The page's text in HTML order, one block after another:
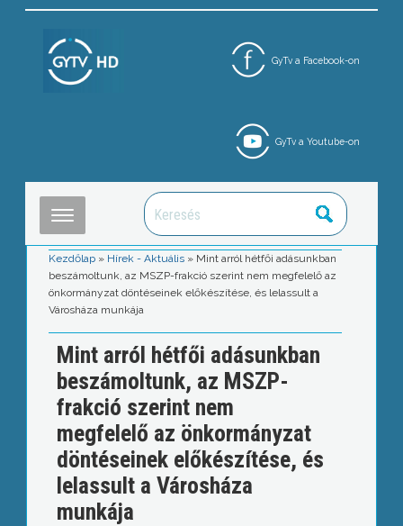
GyTv a Facebook-on
GyTv a Youtube-on
Kezdőlap » Hírek - Aktuális » Mint arról hétfői adásunkban
beszámoltunk, az MSZP-frakció szerint nem megfelelő az
önkormányzat döntéseinek előkészítése, és lelassult a
Városháza munkája
Mint arról hétfői adásunkban
beszámoltunk, az MSZP-
frakció szerint nem
megfelelő az önkormányzat
döntéseinek előkészítése, és
lelassult a Városháza
munkája